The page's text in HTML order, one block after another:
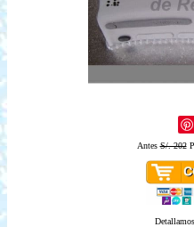
AntesS/. 202